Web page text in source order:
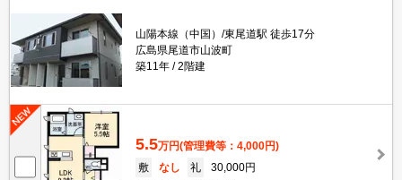
山陽本線（中国）/東尾道駅 徒歩17分
広島県尾道市山波町
築11年
2階建
5.5万円(管理費等：4,000円)
敷
なし 礼
30,000円